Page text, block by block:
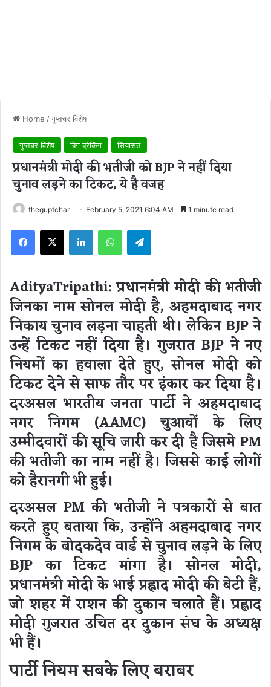
Home /गुप्तचर विशेष
गुप्तचर विशेष बिग ब्रेकिंग सियासत
प्रधानमंत्री मोदी की भतीजी को BJP ने नहीं दिया
चुनाव लड़ने का टिकट, ये है वजह
theguptchar February 5, 2021 6:04 AM 1 minute read
AdityaTripathi:प्रधानमंत्री मोदी की भतीजी
जिनका नाम सोनल मोदी है, अहमदाबाद नगर
निकाय चुनाव लड़ना चाहती थी। लेकिन BJP ने
उन्हें टिकट नहीं दिया है। गुजरात BJP ने नए
नियमों का हवाला देते हुए, सोनल मोदी को
टिकट देने से साफ तौर पर इंकार कर दिया है।
दरअसल भारतीय जनता पार्टी ने अहमदाबाद
नगर निगम (AAMC) चुआवों के लिए
उम्मीदवारों की सूचि जारी कर दी है जिसमे PM
की भतीजी का नाम नहीं है। जिससे काई लोगों
को हैरानगी भी हुई।
दरअसल PM की भतीजी ने पत्रकारों से बात
करते हुए बताया कि, उन्होंने अहमदाबाद नगर
निगम के बोदकदेव वार्ड से चुनाव लड़ने के लिए
BJP का टिकट मांगा है। सोनल मोदी,
प्रधानमंत्री मोदी के भाई प्रह्लाद मोदी की बेटी हैं,
जो शहर में राशन की दुकान चलाते हैं। प्रह्लाद
मोदी गुजरात उचित दर दुकान संघ के अध्यक्ष
भी हैं।
पार्टी नियम सबके लिए बराबर